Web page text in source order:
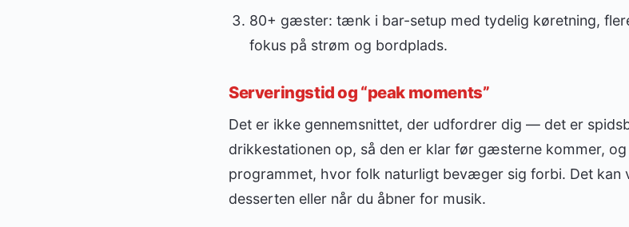
80+ gæster: tænk i bar-setup med tydelig køretning,
fokus på strøm og bordplads.
Serveringstid og “peak moments”
Det er ikke gennemsnittet, der udfordrer dig — det er
drikkestationen op, så den er klar før gæsterne kommer, og
programmet, hvor folk naturligt bevæger sig forbi. Det
desserten eller når du åbner for musik.